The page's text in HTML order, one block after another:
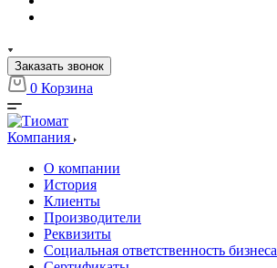
Заказать звонок
0 Корзина
Компания
О компании
История
Клиенты
Производители
Реквизиты
Социальная ответственность бизнеса